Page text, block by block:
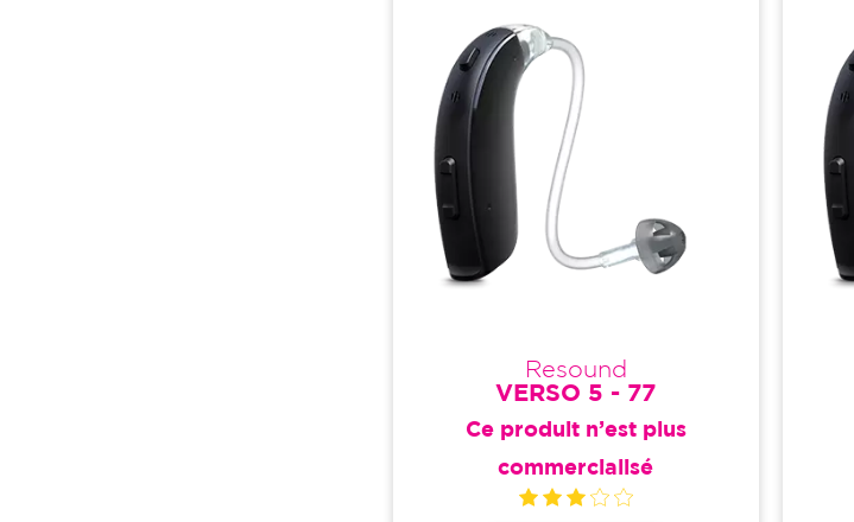
Resound
VERSO 5 - 77
Ce produit n’est plus
commercialisé